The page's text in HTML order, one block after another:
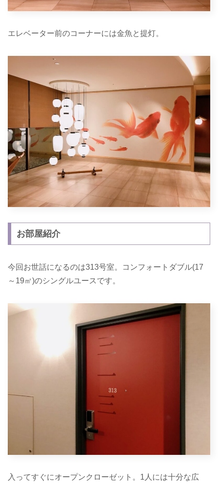
エレベーター前のコーナーには金魚と提灯。
お部屋紹介
今回お世話になるのは313号室。コンフォートダブル(17
～19㎡)のシングルユースです。
入ってすぐにオープンクローゼット。1人には十分な広